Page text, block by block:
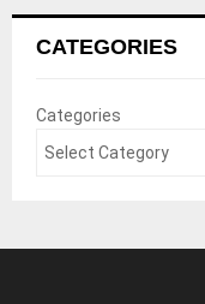
CATEGORIES
Categories